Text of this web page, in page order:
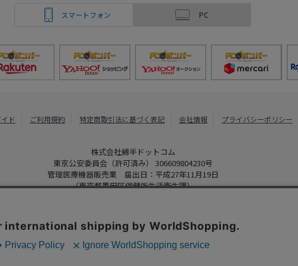
スマートフォン PC
ド ご利用規約 特定商取引法に基づく表記 会社情報 プライバシーポリシー
株式会社綿半ドットコム
東京公安委員会（許可済み） 306609804230号
管理医療機器販売業 届出日：平成27年11月19日
（東京都墨田区保健所生活衛生課）
Copyright 2022Watahan.com Co., Ltd. Powered by Watahan Partners Co., Ltd.